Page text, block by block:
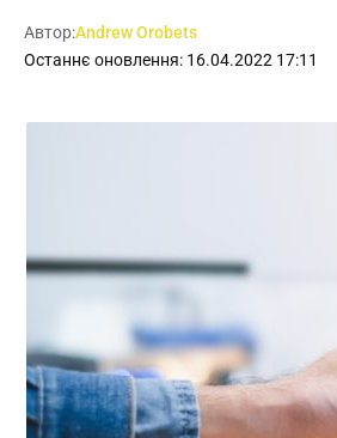
Останнє оновлення: 16.04.2022 17:11
Автор:Andrew Orobets